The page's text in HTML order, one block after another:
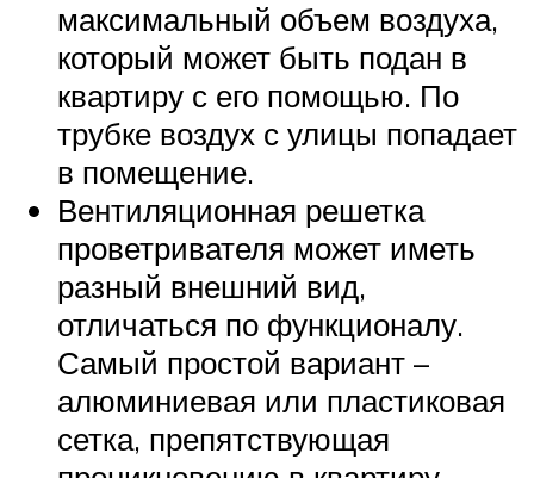
максимальный объем воздуха,
который может быть подан в
квартиру с его помощью. По
трубке воздух с улицы попадает
в помещение.
Вентиляционная решетка
проветривателя может иметь
разный внешний вид,
отличаться по функционалу.
Самый простой вариант –
алюминиевая или пластиковая
сетка, препятствующая